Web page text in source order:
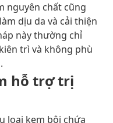
nguyên chất cũng
dịu da và cải thiện
này thường chỉ
trì và không phù
hỗ trợ trị
loại kem bôi chứa